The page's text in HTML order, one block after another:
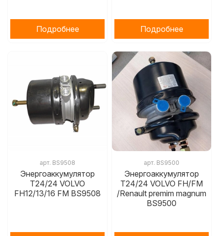
Подробнее Подробнее
арт. BS9508
Энергоаккумулятор
T24/24 VOLVO
FH12/13/16 FM BS9508
арт. BS9500
Энергоаккумулятор
T24/24 VOLVO FH/FM
/Renault premim magnum
BS9500